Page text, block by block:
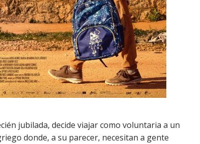
jubilada, decide viajar como voluntaria a un
donde, a su parecer, necesitan a gente